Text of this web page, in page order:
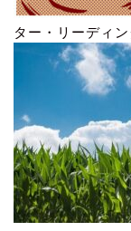
ター・リーディ